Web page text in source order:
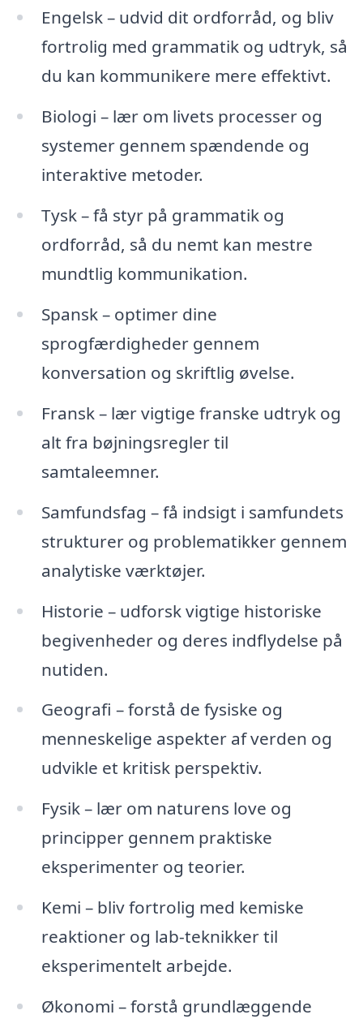
Engelsk – udvid dit ordforråd, og bliv
fortrolig med grammatik og udtryk, så
du kan kommunikere mere effektivt.
Biologi – lær om livets processer og
systemer gennem spændende og
interaktive metoder.
Tysk – få styr på grammatik og
ordforråd, så du nemt kan mestre
mundtlig kommunikation.
Spansk – optimer dine
sprogfærdigheder gennem
konversation og skriftlig øvelse.
Fransk – lær vigtige franske udtryk og
alt fra bøjningsregler til
samtaleemner.
Samfundsfag – få indsigt i samfundets
strukturer og problematikker gennem
analytiske værktøjer.
Historie – udforsk vigtige historiske
begivenheder og deres indflydelse på
nutiden.
Geografi – forstå de fysiske og
menneskelige aspekter af verden og
udvikle et kritisk perspektiv.
Fysik – lær om naturens love og
principper gennem praktiske
eksperimenter og teorier.
Kemi – bliv fortrolig med kemiske
reaktioner og lab-teknikker til
eksperimentelt arbejde.
Økonomi – forstå grundlæggende